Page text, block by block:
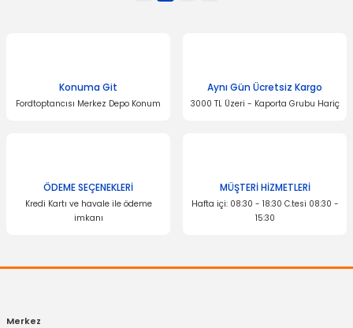
Konuma Git
Fordtoptancısı Merkez Depo Konum
Aynı Gün Ücretsiz Kargo
3000 TL Üzeri - Kaporta Grubu Hariç
ÖDEME SEÇENEKLERİ
Kredi Kartı ve havale ile ödeme
imkanı
MÜŞTERİ HİZMETLERİ
Hafta içi: 08:30 - 18:30 C.tesi 08:30 -
15:30
Merkez